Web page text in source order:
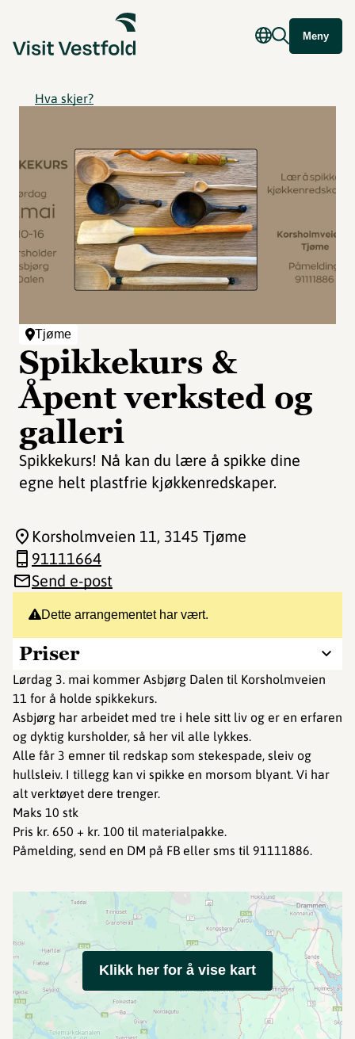
Meny
Hva skjer?
Tjøme
Spikkekurs &
Åpent verksted og
galleri
Spikkekurs! Nå kan du lære å spikke dine
egne helt plastfrie kjøkkenredskaper.
Dette arrangementet har vært.
Priser
Lørdag 3. mai kommer Asbjørg Dalen til Korsholmveien
11 for å holde spikkekurs.
Asbjørg har arbeidet med tre i hele sitt liv og er en erfaren
og dyktig kursholder, så her vil alle lykkes.
Alle får 3 emner til redskap som stekespade, sleiv og
hullsleiv. I tillegg kan vi spikke en morsom blyant. Vi har
alt verktøyet dere trenger.
Maks 10 stk
Pris kr. 650 + kr. 100 til materialpakke.
Påmelding, send en DM på FB eller sms til 91111886.
Korsholmveien 11, 3145 Tjøme
91111664
Send e-post
Klikk her for å vise kart